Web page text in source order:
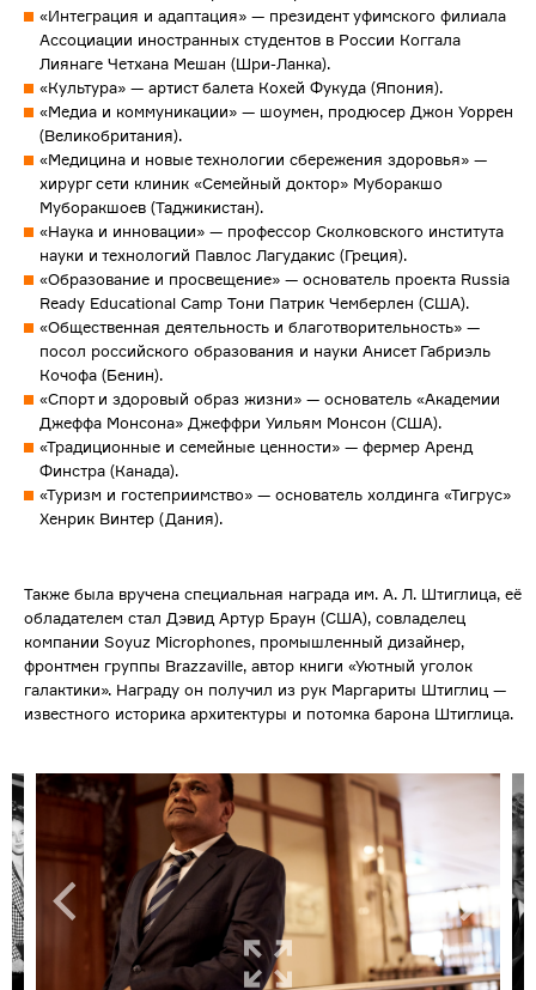
«Интеграция и адаптация» — президент уфимского филиала
Ассоциации иностранных студентов в России Коггала
Лиянаге Четхана Мешан (Шри-Ланка).
«Культура» — артист балета Кохей Фукуда (Япония).
«Медиа и коммуникации» — шоумен, продюсер Джон Уоррен
(Великобритания).
«Медицина и новые технологии сбережения здоровья» —
хирург сети клиник «Семейный доктор» Муборакшо
Муборакшоев (Таджикистан).
«Наука и инновации» — профессор Сколковского института
науки и технологий Павлос Лагудакис (Греция).
«Образование и просвещение» — основатель проекта Russia
Ready Educational Camp Тони Патрик Чемберлен (США).
«Общественная деятельность и благотворительность» —
посол российского образования и науки Анисет Габриэль
Кочофа (Бенин).
«Спорт и здоровый образ жизни» — основатель «Академии
Джеффа Монсона» Джеффри Уильям Монсон (США).
«Традиционные и семейные ценности» — фермер Аренд
Финстра (Канада).
«Туризм и гостеприимство» — основатель холдинга «Тигрус»
Хенрик Винтер (Дания).
Также была вручена специальная награда им. А. Л. Штиглица, её
обладателем стал Дэвид Артур Браун (США), совладелец
компании Soyuz Microphones, промышленный дизайнер,
фронтмен группы Brazzaville, автор книги «Уютный уголок
галактики». Награду он получил из рук Маргариты Штиглиц —
известного историка архитектуры и потомка барона Штиглица.